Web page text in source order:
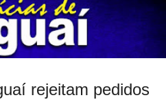
rejeitam pedidos